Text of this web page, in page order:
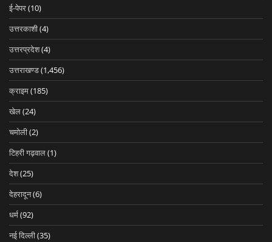
ई-पेपर(10)
उत्तरकाशी(4)
उत्तरप्रदेश(4)
उत्तराखण्ड(1,456)
क्राइम(185)
खेल(24)
चमोली(2)
टिहरी गढ़वाल(1)
देश(25)
देहरादून(6)
धर्म(92)
नई दिल्ली(35)